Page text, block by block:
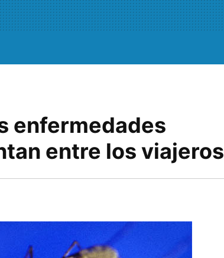
enfermedades
entre los viajeros